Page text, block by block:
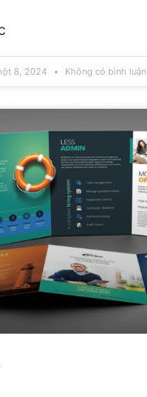
8, 2024 Không có bình luận